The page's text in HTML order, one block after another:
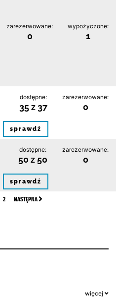
zarezerwowane:
0
wypożyczone:
1
dostępne:
35 z 37
zarezerwowane:
0
sprawdź
dostępne:
50 z 50
zarezerwowane:
0
sprawdź
2 NASTĘPNA
więcej